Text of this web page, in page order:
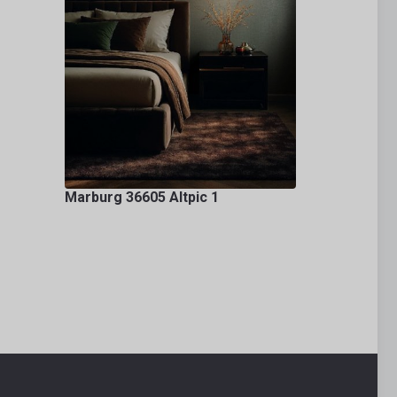
Marburg 36605 Altpic 1